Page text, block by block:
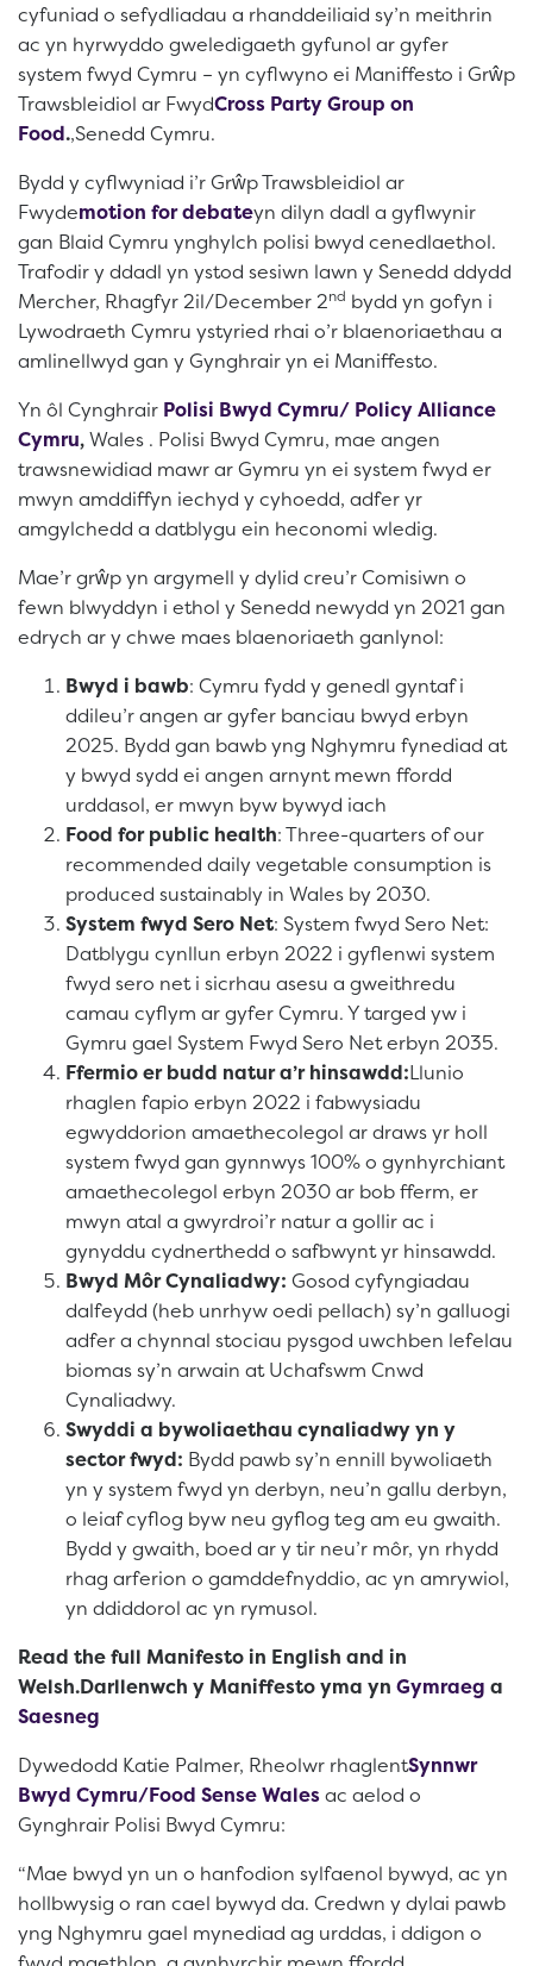
cyfuniad o sefydliadau a rhanddeiliaid sy’n meithrin
ac yn hyrwyddo gweledigaeth gyfunol ar gyfer
system fwyd Cymru – yn cyflwyno ei Maniffesto i Grŵp
Trawsbleidiol ar FwydCross Party Group on
Food.,Senedd Cymru.
Bydd y cyflwyniad i’r Grŵp Trawsbleidiol ar
Fwydemotion for debateyn dilyn dadl a gyflwynir
gan Blaid Cymru ynghylch polisi bwyd cenedlaethol.
Trafodir y ddadl yn ystod sesiwn lawn y Senedd ddydd
Mercher, Rhagfyr 2il/December 2nd bydd yn gofyn i
Lywodraeth Cymru ystyried rhai o’r blaenoriaethau a
amlinellwyd gan y Gynghrair yn ei Maniffesto.
Yn ôl Cynghrair Polisi Bwyd Cymru/ Policy Alliance
Cymru,Wales . Polisi Bwyd Cymru, mae angen
trawsnewidiad mawr ar Gymru yn ei system fwyd er
mwyn amddiffyn iechyd y cyhoedd, adfer yr
amgylchedd a datblygu ein heconomi wledig.
Mae’r grŵp yn argymell y dylid creu’r Comisiwn o
fewn blwyddyn i ethol y Senedd newydd yn 2021 gan
edrych ar y chwe maes blaenoriaeth ganlynol:
Bwyd i bawb: Cymru fydd y genedl gyntaf i
ddileu’r angen ar gyfer banciau bwyd erbyn
2025. Bydd gan bawb yng Nghymru fynediad at
y bwyd sydd ei angen arnynt mewn ffordd
urddasol, er mwyn byw bywyd iach
Food for public health: Three-quarters of our
recommended daily vegetable consumption is
produced sustainably in Wales by 2030.
System fwyd Sero Net: System fwyd Sero Net:
Datblygu cynllun erbyn 2022 i gyflenwi system
fwyd sero net i sicrhau asesu a gweithredu
camau cyflym ar gyfer Cymru. Y targed yw i
Gymru gael System Fwyd Sero Net erbyn 2035.
Ffermio er budd natur a’r hinsawdd:Llunio
rhaglen fapio erbyn 2022 i fabwysiadu
egwyddorion amaethecolegol ar draws yr holl
system fwyd gan gynnwys 100% o gynhyrchiant
amaethecolegol erbyn 2030 ar bob fferm, er
mwyn atal a gwyrdroi’r natur a gollir ac i
gynyddu cydnerthedd o safbwynt yr hinsawdd.
Bwyd Môr Cynaliadwy: Gosod cyfyngiadau
dalfeydd (heb unrhyw oedi pellach) sy’n galluogi
adfer a chynnal stociau pysgod uwchben lefelau
biomas sy’n arwain at Uchafswm Cnwd
Cynaliadwy.
Swyddi a bywoliaethau cynaliadwy yn y
sector fwyd: Bydd pawb sy’n ennill bywoliaeth
yn y system fwyd yn derbyn, neu’n gallu derbyn,
o leiaf cyflog byw neu gyflog teg am eu gwaith.
Bydd y gwaith, boed ar y tir neu’r môr, yn rhydd
rhag arferion o gamddefnyddio, ac yn amrywiol,
yn ddiddorol ac yn rymusol.
Read the full Manifesto in English and in
Welsh.Darllenwch y Maniffesto yma yn Gymraeg a
Saesneg
Dywedodd Katie Palmer, Rheolwr rhaglentSynnwr
Bwyd Cymru/Food Sense Walesac aelod o
Gynghrair Polisi Bwyd Cymru:
“Mae bwyd yn un o hanfodion sylfaenol bywyd, ac yn
hollbwysig o ran cael bywyd da. Credwn y dylai pawb
yng Nghymru gael mynediad ag urddas, i ddigon o